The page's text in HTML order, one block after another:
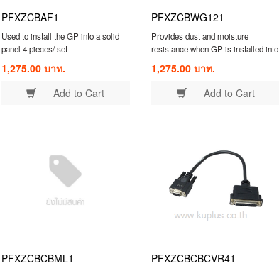
PFXZCBAF1
Used to install the GP into a solid
panel 4 pieces/ set
1,275.00 บาท.
Add to Cart
PFXZCBWG121
Provides dust and moisture
resistance when GP is installed into
10.4-inch TW models Installation
Gasket
1,275.00 บาท.
Add to Cart
PFXZCBCBML1 PFXZCBCBCVR41